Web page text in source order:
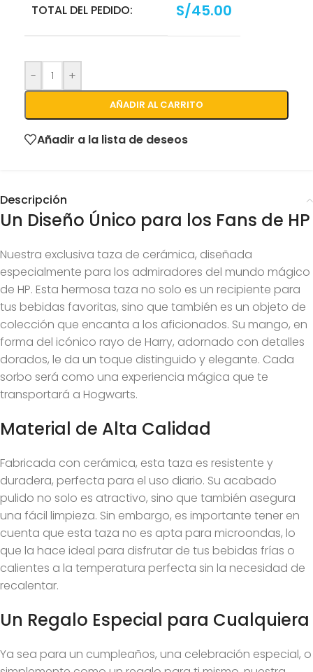
TOTAL DEL PEDIDO: S/45.00
- +
AÑADIR AL CARRITO
Añadir a la lista de deseos
Descripción
Un Diseño Único para los Fans de HP
Nuestra exclusiva taza de cerámica, diseñada
especialmente para los admiradores del mundo mágico
de HP. Esta hermosa taza no solo es un recipiente para
tus bebidas favoritas, sino que también es un objeto de
colección que encanta a los aficionados. Su mango, en
forma del icónico rayo de Harry, adornado con detalles
dorados, le da un toque distinguido y elegante. Cada
sorbo será como una experiencia mágica que te
transportará a Hogwarts.
Material de Alta Calidad
Fabricada con cerámica, esta taza es resistente y
duradera, perfecta para el uso diario. Su acabado
pulido no solo es atractivo, sino que también asegura
una fácil limpieza. Sin embargo, es importante tener en
cuenta que esta taza no es apta para microondas, lo
que la hace ideal para disfrutar de tus bebidas frías o
calientes a la temperatura perfecta sin la necesidad de
recalentar.
Un Regalo Especial para Cualquiera
Ya sea para un cumpleaños, una celebración especial, o